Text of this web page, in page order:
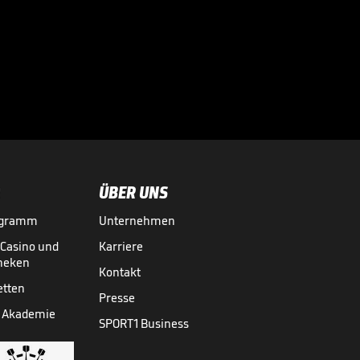
und
Akademie
ÜBER UNS
Unternehmen
Karriere
Kontakt
Presse
SPORT1 Business